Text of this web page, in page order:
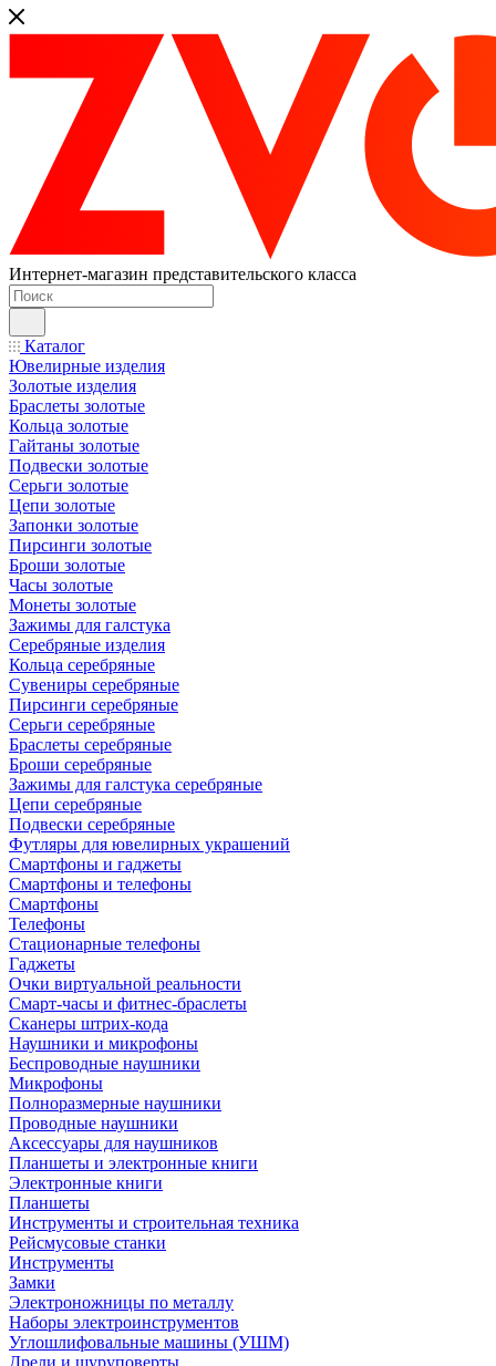
Интернет-магазин представительского класса
Каталог
Ювелирные изделия
Золотые изделия
Браслеты золотые
Кольца золотые
Гайтаны золотые
Подвески золотые
Серьги золотые
Цепи золотые
Запонки золотые
Пирсинги золотые
Броши золотые
Часы золотые
Монеты золотые
Зажимы для галстука
Серебряные изделия
Кольца серебряные
Сувениры серебряные
Пирсинги серебряные
Серьги серебряные
Браслеты серебряные
Броши серебряные
Зажимы для галстука серебряные
Цепи серебряные
Подвески серебряные
Футляры для ювелирных украшений
Смартфоны и гаджеты
Смартфоны и телефоны
Смартфоны
Телефоны
Стационарные телефоны
Гаджеты
Очки виртуальной реальности
Смарт-часы и фитнес-браслеты
Сканеры штрих-кода
Наушники и микрофоны
Беспроводные наушники
Микрофоны
Полноразмерные наушники
Проводные наушники
Аксессуары для наушников
Планшеты и электронные книги
Электронные книги
Планшеты
Инструменты и строительная техника
Рейсмусовые станки
Инструменты
Замки
Электроножницы по металлу
Наборы электроинструментов
Углошлифовальные машины (УШМ)
Дрели и шуруповерты